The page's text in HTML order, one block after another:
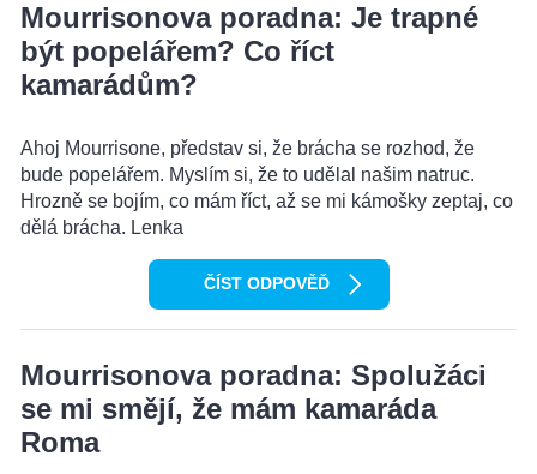
Mourrisonova poradna: Je trapné
být popelářem? Co říct
kamarádům?
Ahoj Mourrisone, představ si, že brácha se rozhod, že
bude popelářem. Myslím si, že to udělal našim natruc.
Hrozně se bojím, co mám říct, až se mi kámošky zeptaj, co
dělá brácha. Lenka
ČÍST ODPOVĚĎ
Mourrisonova poradna: Spolužáci
se mi smějí, že mám kamaráda
Roma